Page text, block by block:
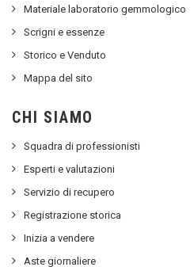
Materiale laboratorio gemmologico
Scrigni e essenze
Storico e Venduto
Mappa del sito
CHI SIAMO
Squadra di professionisti
Esperti e valutazioni
Servizio di recupero
Registrazione storica
Inizia a vendere
Aste giornaliere